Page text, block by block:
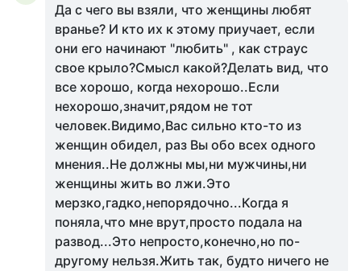
Да с чего вы взяли, что женщины любят
вранье? И кто их к этому приучает, если
они его начинают "любить" , как страус
свое крыло?Смысл какой?Делать вид, что
все хорошо, когда нехорошо..Если
нехорошо,значит,рядом не тот
человек.Видимо,Вас сильно кто-то из
женщин обидел, раз Вы обо всех одного
мнения..Не должны мы,ни мужчины,ни
женщины жить во лжи.Это
мерзко,гадко,непорядочно...Когда я
поняла,что мне врут,просто подала на
развод...Это непросто,конечно,но по-
другому нельзя.Жить так, будто ничего не